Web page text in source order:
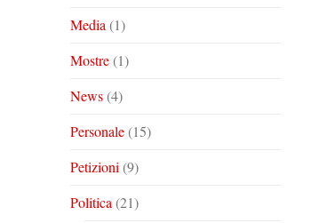
Media (1)
Mostre(1)
News(4)
Personale(15)
Petizioni (9)
Politica (21)